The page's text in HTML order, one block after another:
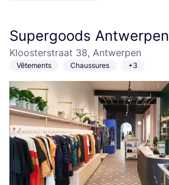
Supergoods Antwerpen
Kloosterstraat 38, Antwerpen
Vêtements Chaussures +3